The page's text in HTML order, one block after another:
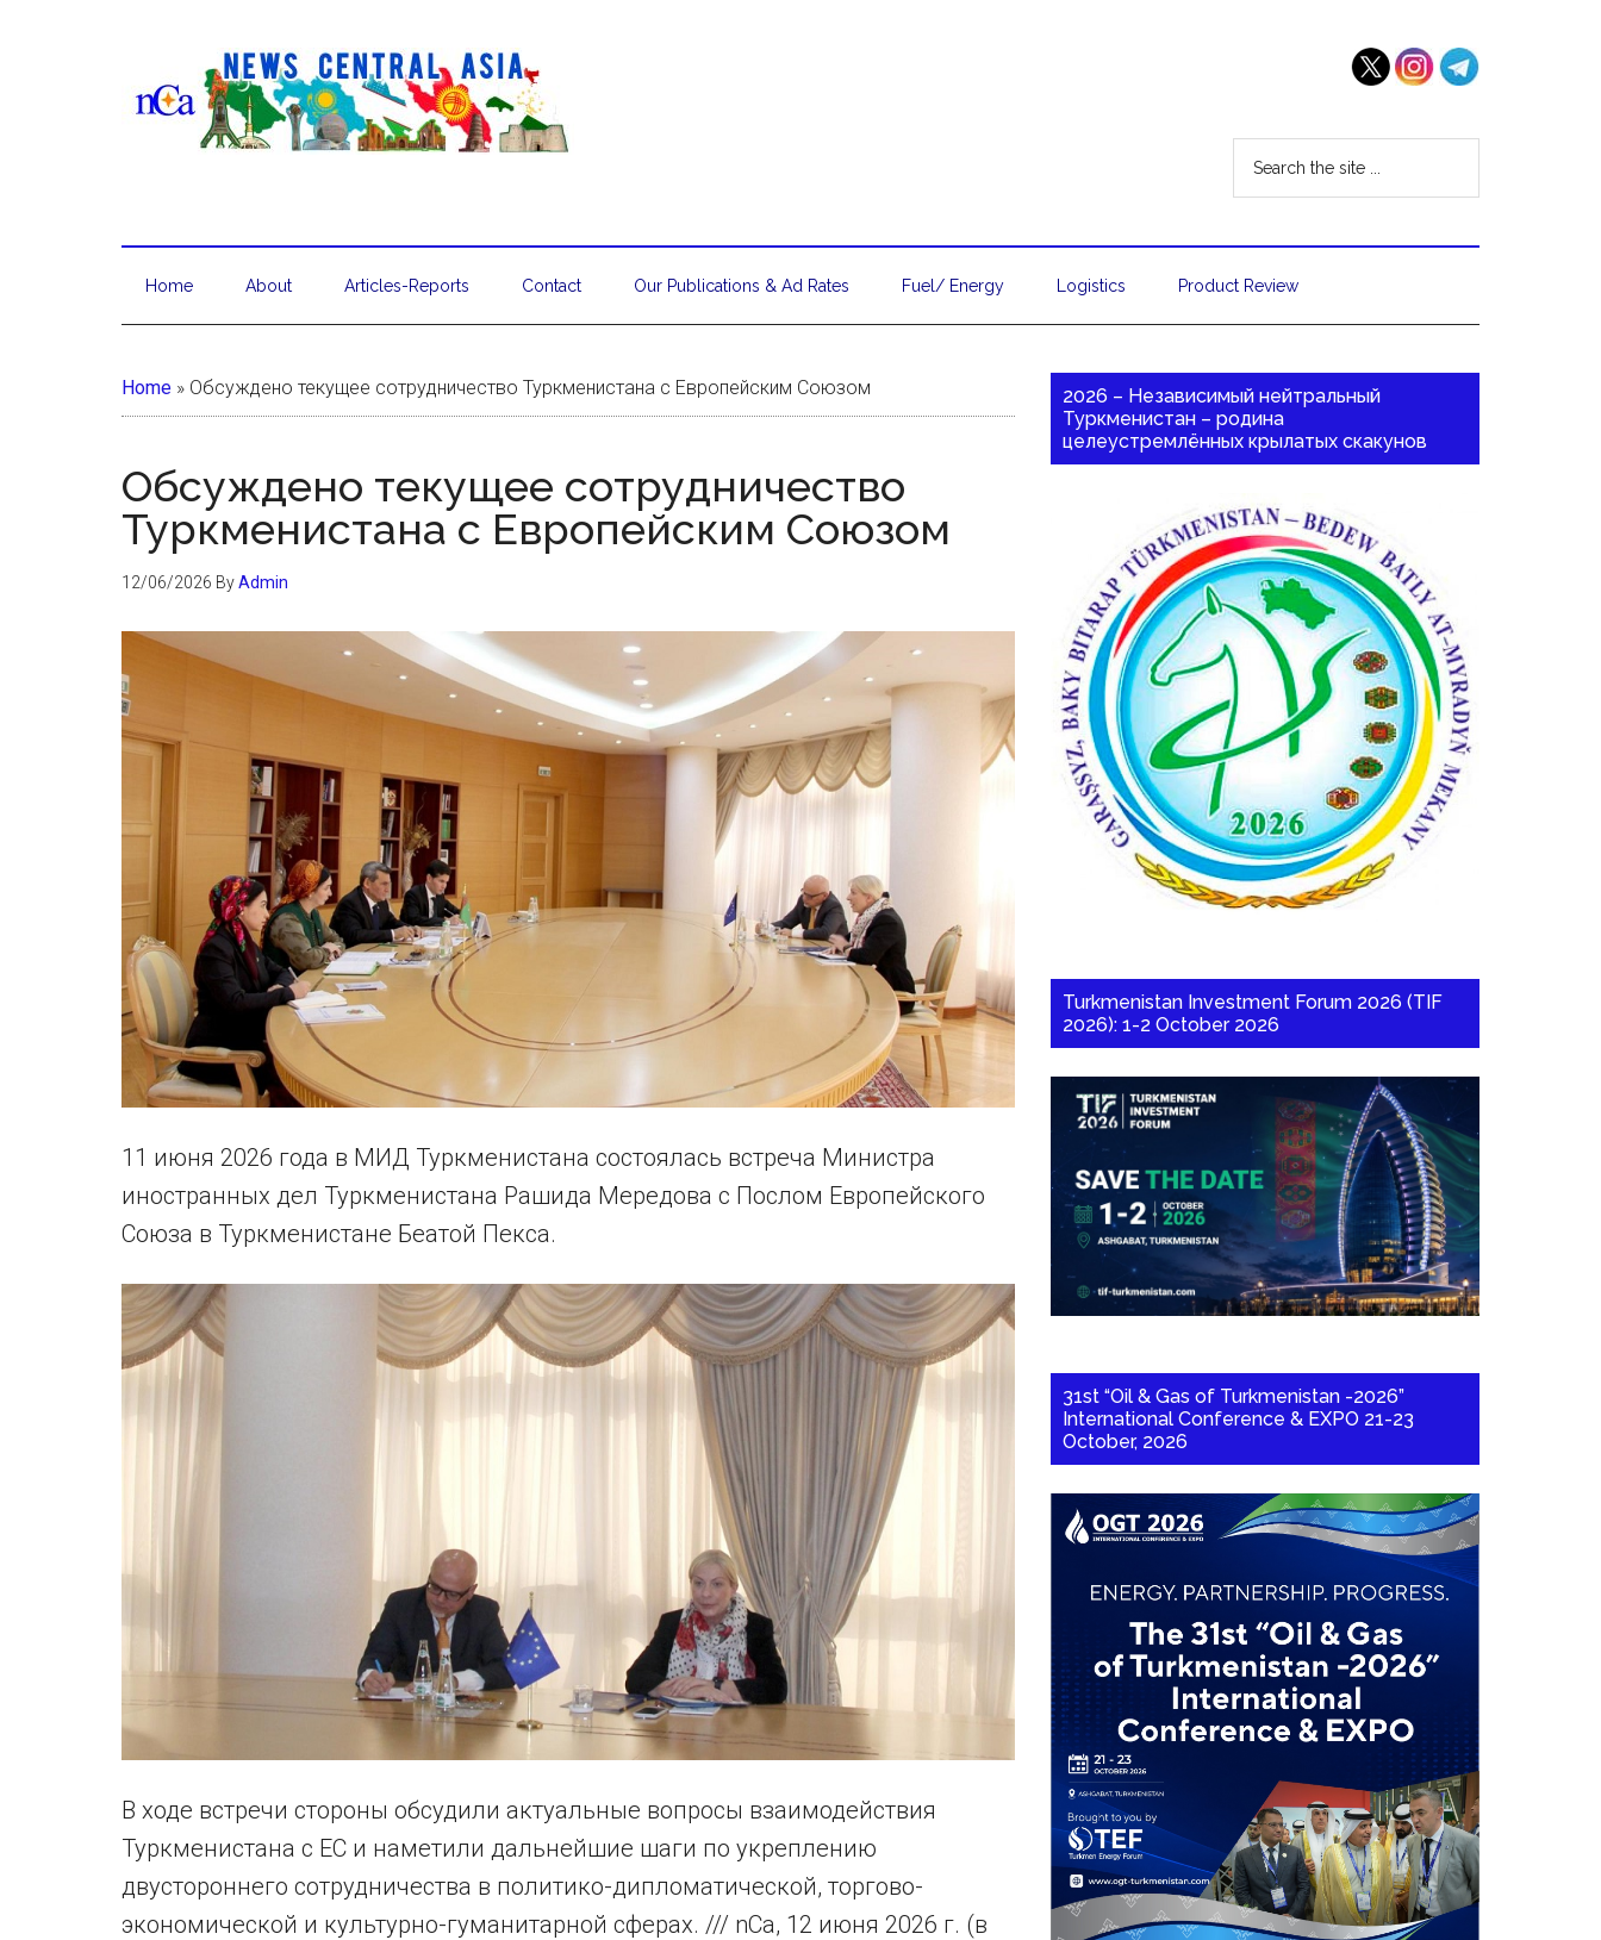
Home About Articles-Reports Contact Our Publications & Ad Rates Fuel/ Energy Logistics Product Review
Home » Обсуждено текущее сотрудничество Туркменистана с Европейским Союзом
Обсуждено текущее сотрудничество
Туркменистана с Европейским Союзом
12/06/2026 ByAdmin
11 июня 2026 года в МИД Туркменистана состоялась встреча Министра
иностранных дел Туркменистана Рашида Мередова с Послом Европейского
Союза в Туркменистане Беатой Пекса.
В ходе встречи стороны обсудили актуальные вопросы взаимодействия
Туркменистана с ЕС и наметили дальнейшие шаги по укреплению
двустороннего сотрудничества в политико-дипломатической, торгово-
экономической и культурно-гуманитарной сферах. /// nCa, 12 июня 2026 г. (в
2026 – Независимый нейтральный
Туркменистан – родина
целеустремлённых крылатых скакунов
Turkmenistan Investment Forum 2026 (TIF
2026): 1-2 October 2026
31st “Oil & Gas of Turkmenistan -2026”
International Conference & EXPO 21-23
October, 2026